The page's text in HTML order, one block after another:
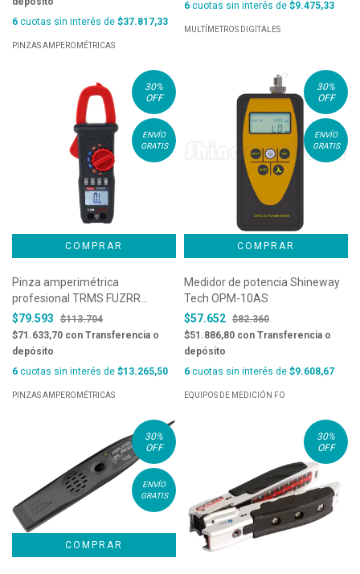
6 cuotas sin interés de $37.817,33
PINZAS AMPEROMÉTRICAS
6 cuotas sin interés de $9.475,33
MULTÍMETROS DIGITALES
30%
OFF
ENVÍO
GRATIS
Pinza amperimétrica
profesional TRMS FUZRR
FR205D
$79.593
$113.704
$71.633,70 con Transferencia o
depósito
6 cuotas sin interés de $13.265,50
PINZAS AMPEROMÉTRICAS
30%
OFF
ENVÍO
GRATIS
Medidor de potencia Shineway
Tech OPM-10AS
$57.652 $82.360
$51.886,80 con Transferencia o
depósito
6 cuotas sin interés de $9.608,67
EQUIPOS DE MEDICIÓN FO
30%
OFF
ENVÍO
GRATIS
30%
OFF